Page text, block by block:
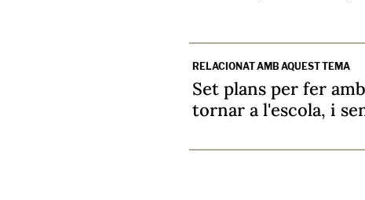
RELACIONAT AMB AQUEST TEMA
Set plans per fer
tornar a l'escola, i